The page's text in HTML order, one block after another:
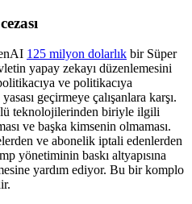
125 milyon dolarlık bir Süper
yapay zekayı düzenlemesini
ve politikacıya
geçirmeye çalışanlara karşı.
teknolojilerinden biriyle ilgili
ve başka kimsenin olmaması.
ve abonelik iptali edenlerden
yönetiminin baskı altyapısına
yardım ediyor. Bu bir komplo